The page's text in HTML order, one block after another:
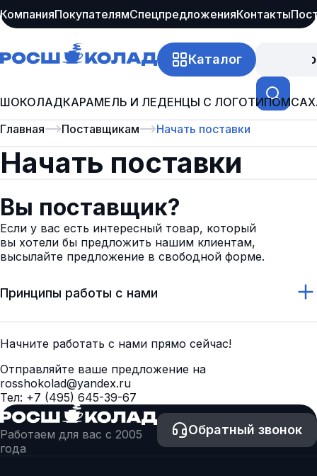
КомпанияПокупателямСпецпредложенияКонтакты
Каталог
ШОКОЛАДКАРАМЕЛЬ И ЛЕДЕНЦЫ С ЛОГОТИПОМ
Главная
Поставщикам Начать поставки
Начать поставки
Вы поставщик?
Если у вас есть интересный товар, который
вы хотели бы предложить нашим клиентам,
высылайте предложение в свободной форме.
Принципы работы с нами
Начните работать с нами прямо сейчас!
Отправляйте ваше предложение на
rosshokolad@yandex.ru
Тел: +7 (495) 645-39-67
Работаем для вас с 2005
года
Обратный звонок